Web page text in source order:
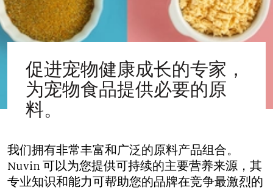
促进宠物健康成长的专家，
为宠物食品提供必要的原
料。
我们拥有非常丰富和广泛的原料产品组合。
Nuvin 可以为您提供可持续的主要营养来源，其
专业知识和能力可帮助您的品牌在竞争最激烈的